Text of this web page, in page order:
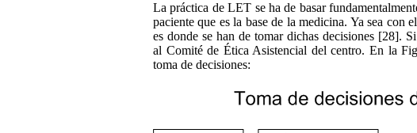
La práctica de LET se ha de basar
paciente que es la base de la medicina. Ya sea con
es donde se han de tomar dichas decisiones [28].
al Comité de Ética Asistencial del centro. En la
toma de decisiones: